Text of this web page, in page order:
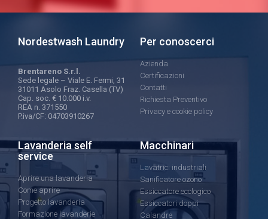
Nordestwash Laundry
Brentareno S.r.l.
Sede legale – Viale E. Fermi, 31
31011 Asolo Fraz. Casella (TV)
Cap. soc. € 10.000 i.v.
REA n. 371550
P.iva/CF: 04703910267
Per conoscerci
Azienda
Certificazioni
Contatti
Richiesta Preventivo
Privacy e cookie policy
Lavanderia self
service
Aprire una lavanderia
Come aprire
Progetto lavanderia
Formazione lavanderie
Macchinari
Lavatrici industriali
Sanificatore ozono
Essiccatore ecologico
Essiccatori doppi
Calandre